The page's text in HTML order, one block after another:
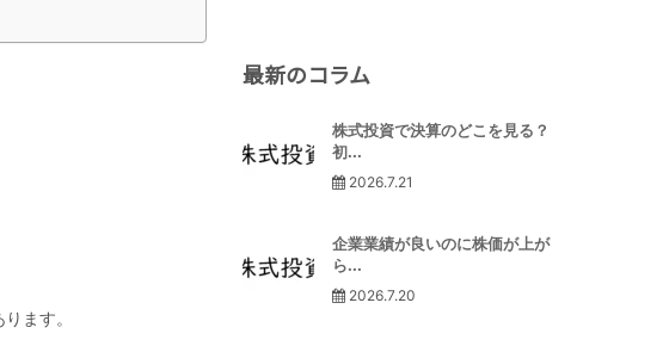
ます。
最新のコラム
株式投資で決算のどこを見る？
初...
2026.7.21
企業業績が良いのに株価が上が
ら...
2026.7.20